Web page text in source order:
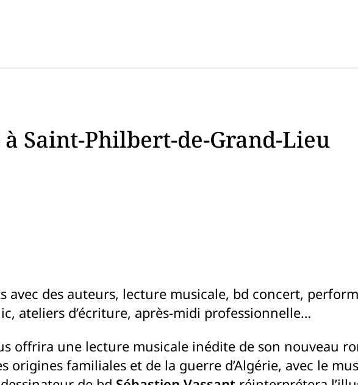
Saint-Philbert-de-Grand-Lieu
avec des auteurs, lecture musicale, bd concert,
ateliers d’écriture, après-midi professionnelle…
offrira une lecture musicale inédite de son nouveau
origines familiales et de la guerre d’Algérie, avec le